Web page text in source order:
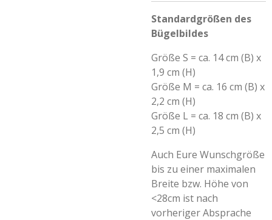
Standardgrößen des
Bügelbildes
Größe S = ca. 14 cm (B) x
1,9 cm (H)
Größe M = ca. 16 cm (B) x
2,2 cm (H)
Größe L = ca. 18 cm (B) x
2,5 cm (H)
Auch Eure Wunschgröße
bis zu einer maximalen
Breite bzw. Höhe von
<28cm ist nach
vorheriger Absprache